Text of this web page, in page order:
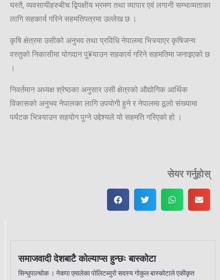
यस्तै, व्यवसायीहरुबीच द्विपक्षीय भ्रमण तथा व्यापार एवं लगानी सम्भाव्यताका
लागि सहकार्य गरिने सहमतिपत्रमा उल्लेख छ ।
कृषि क्षेत्रमा उसीको अनुभव तथा प्रविधि नेपालमा भित्र्याएर कृषिजन्य
वस्तुको निकासीमा योगदान पु¥याउन सहकार्य गरिने सहमतिमा जनाइएको छ
।
निवर्तमान अध्यक्ष श्रेष्ठका अनुसार उसी क्षेत्रको औद्योगिक आर्थिक
विकासको अनुभव नेपालका लागि उपयोगी हुने र नेपालमा ठूलो संख्यामा
पर्यटक भित्र्याउन सहयोग पुग्ने उद्देश्यले यो सहमति गरिएको हो ।
सेयर गर्नुहोस्
समाजवादी देशबाटै कोल्याप्स हुन्छः बास्कोटा
सिन्धुपाल्चोक । नेकपा एमालेका पोलिटब्युरो सदस्य गोकुल बास्कोटाले एकीकृत